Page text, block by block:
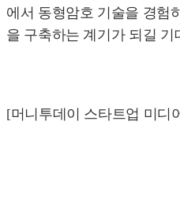
에서 동형암호 기술을 경험
을 구축하는 계기가 되길 기
[머니투데이 스타트업 미디